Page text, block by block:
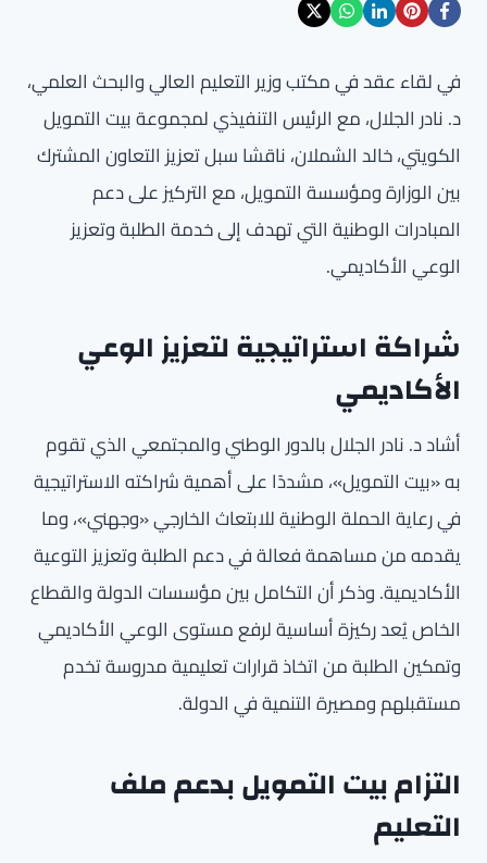
في لقاء عقد في مكتب وزير التعليم العالي والبحث العلمي،
د. نادر الجلال، مع الرئيس التنفيذي لمجموعة بيت التمويل
الكويتي، خالد الشملان، ناقشا سبل تعزيز التعاون المشترك
بين الوزارة ومؤسسة التمويل، مع التركيز على دعم
المبادرات الوطنية التي تهدف إلى خدمة الطلبة وتعزيز
الوعي الأكاديمي.
شراكة استراتيجية لتعزيز الوعي
الأكاديمي
أشاد د. نادر الجلال بالدور الوطني والمجتمعي الذي تقوم
به «بيت التمويل»، مشددًا على أهمية شراكته الاستراتيجية
في رعاية الحملة الوطنية للابتعاث الخارجي «وجهني»، وما
يقدمه من مساهمة فعالة في دعم الطلبة وتعزيز التوعية
الأكاديمية. وذكر أن التكامل بين مؤسسات الدولة والقطاع
الخاص يُعد ركيزة أساسية لرفع مستوى الوعي الأكاديمي
وتمكين الطلبة من اتخاذ قرارات تعليمية مدروسة تخدم
مستقبلهم ومصيرة التنمية في الدولة.
التزام بيت التمويل بدعم ملف
التعليم